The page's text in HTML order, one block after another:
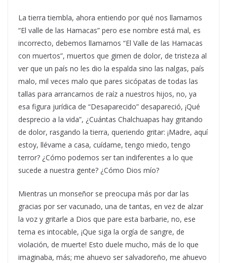
La tierra tiembla, ahora entiendo por qué nos llamamos
“El valle de las Hamacas” pero ese nombre está mal, es
incorrecto, debemos llamarnos “El Valle de las Hamacas
con muertos”, muertos que gimen de dolor, de tristeza al
ver que un país no les dio la espalda sino las nalgas, país
malo, mil veces malo que pares sicópatas de todas las
tallas para arrancarnos de raíz a nuestros hijos, no, ya
esa figura jurídica de “Desaparecido” desapareció, ¡Qué
desprecio a la vida”, ¿Cuántas Chalchuapas hay gritando
de dolor, rasgando la tierra, queriendo gritar: ¡Madre, aquí
estoy, llévame a casa, cuídame, tengo miedo, tengo
terror? ¿Cómo podemos ser tan indiferentes a lo que
sucede a nuestra gente? ¿Cómo Dios mío?
Mientras un monseñor se preocupa más por dar las
gracias por ser vacunado, una de tantas, en vez de alzar
la voz y gritarle a Dios que pare esta barbarie, no, ese
tema es intocable, ¡Que siga la orgía de sangre, de
violación, de muerte! Esto duele mucho, más de lo que
imaginaba, más; me ahuevo ser salvadoreño, me ahuevo